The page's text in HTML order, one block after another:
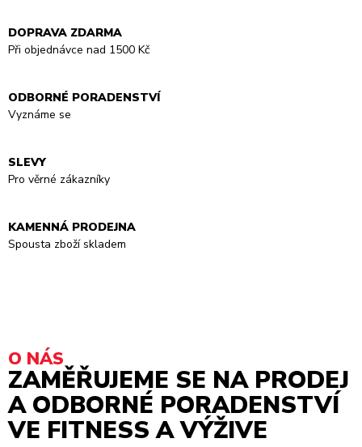
DOPRAVA ZDARMA
Při objednávce nad 1500 Kč
ODBORNÉ PORADENSTVÍ
Vyznáme se
SLEVY
Pro věrné zákazníky
KAMENNÁ PRODEJNA
Spousta zboží skladem
O NÁS
ZAMĚŘUJEME SE NA PRODEJ
A ODBORNÉ PORADENSTVÍ
VE FITNESS A VÝŽIVE